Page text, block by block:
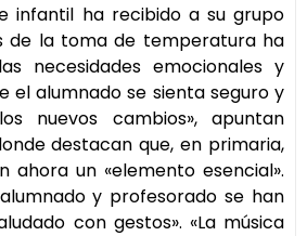
infantil ha recibido a su grupo
de la toma de temperatura ha
necesidades emocionales y
el alumnado se sienta seguro y
nuevos cambios», apuntan
destacan que, en primaria,
ahora un «elemento esencial».
y profesorado se han
con gestos». «La música